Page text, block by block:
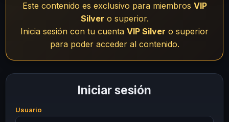
Este contenido es exclusivo para miembros VIP
Silver o superior.
Inicia sesión con tu cuenta VIP Silver o superior
para poder acceder al contenido.
Iniciar sesión
Usuario